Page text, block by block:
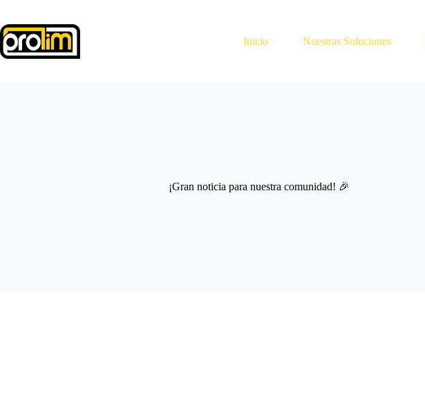
contenido
Inicio
Nuestras Soluciones
¡Gran noticia para nuestra comunidad! 🎉